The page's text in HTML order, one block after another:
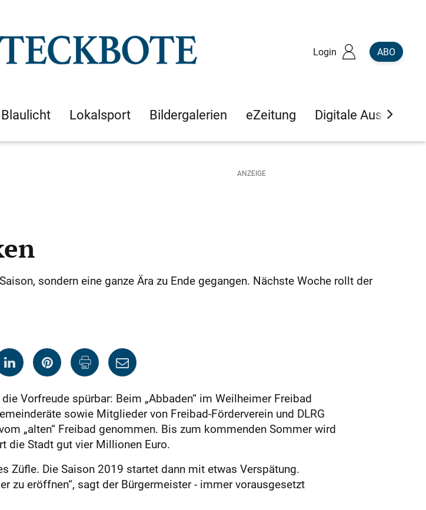
Login ABO
Blaulicht Lokalsport Bildergalerien eZeitung Digitale Ausgaben
sondern eine ganze Ära zu Ende gegangen. Nächste Woche rollt der
Vorfreude spürbar: Beim „Abbaden“ im Weilheimer Freibad
sowie Mitglieder von Freibad-Förderverein und DLRG
„alten“ Freibad genommen. Bis zum kommenden Sommer wird
die Stadt gut vier Millionen Euro.
Züfle. Die Saison 2019 startet dann mit etwas Verspätung.
zu eröffnen“, sagt der Bürgermeister - immer vorausgesetzt